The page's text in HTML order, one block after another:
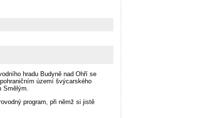
hradu Budyně nad Ohří se
území švýcarského
program, při němž si jistě